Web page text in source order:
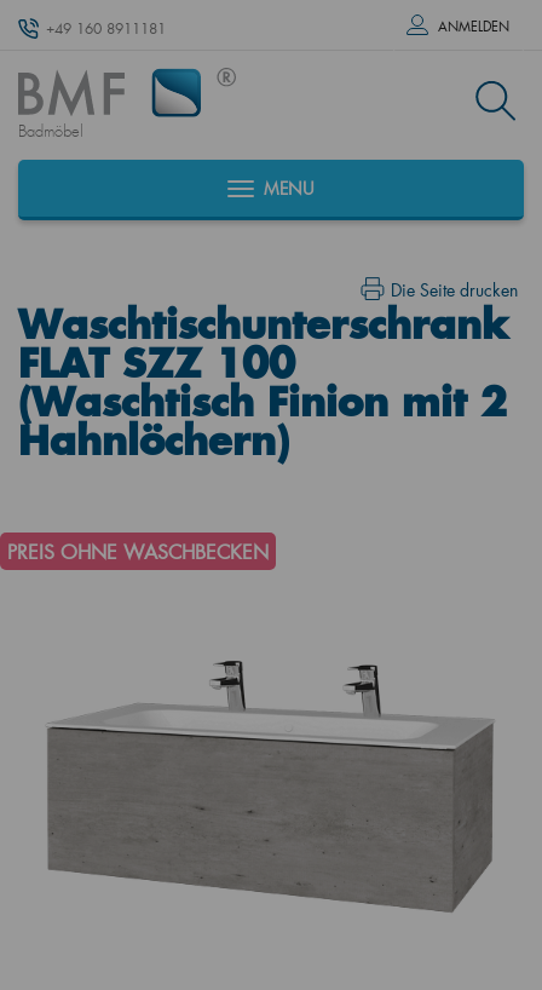
+49 160 8911181 ANMELDEN
Badmöbel
MENU
Die Seite drucken
Waschtischunterschrank
FLAT SZZ 100
(Waschtisch Finion mit 2
Hahnlöchern)
PREIS OHNE WASCHBECKEN